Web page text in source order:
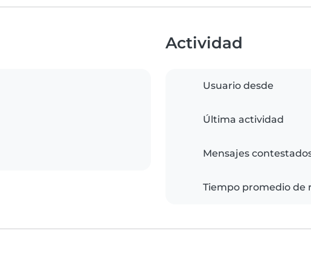
Actividad
Usuario desde
Última actividad
Mensajes
Tiempo promedio de